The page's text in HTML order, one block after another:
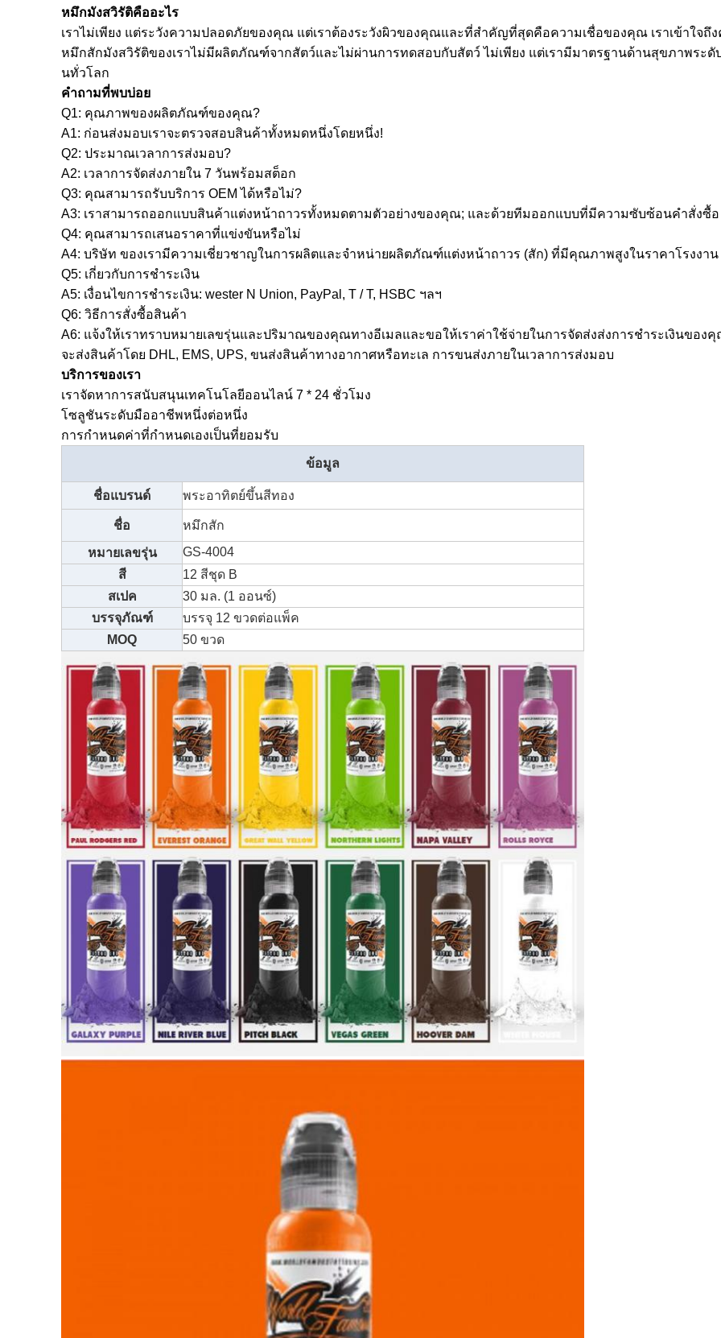
หมึกมังสวิรัติคืออะไร
เราไม่เพียง แต่ระวังความปลอดภัยของคุณ แต่เราต้องระวังผิวของคุณและที่สำคัญที่สุดคือความเชื่อของคุณ เราเข้าใจ
หมึกสักมังสวิรัติของเราไม่มีผลิตภัณฑ์จากสัตว์และไม่ผ่านการทดสอบกับสัตว์ ไม่เพียง แต่เรามีมาตรฐานด้านสุขภาพระ
นทั่วโลก
คำถามที่พบบ่อย
Q1: คุณภาพของผลิตภัณฑ์ของคุณ?
A1: ก่อนส่งมอบเราจะตรวจสอบสินค้าทั้งหมดหนึ่งโดยหนึ่ง!
Q2: ประมาณเวลาการส่งมอบ?
A2: เวลาการจัดส่งภายใน 7 วันพร้อมสต็อก
Q3: คุณสามารถรับบริการ OEM ได้หรือไม่?
A3: เราสามารถออกแบบสินค้าแต่งหน้าถาวรทั้งหมดตามตัวอย่างของคุณ; และด้วยทีมออกแบบที่มีความซับซ้อนคำสั่งซื้อ
Q4: คุณสามารถเสนอราคาที่แข่งขันหรือไม่
A4: บริษัท ของเรามีความเชี่ยวชาญในการผลิตและจำหน่ายผลิตภัณฑ์แต่งหน้าถาวร (สัก) ที่มีคุณภาพสูงในราคาโรงงาน
Q5: เกี่ยวกับการชำระเงิน
A5: เงื่อนไขการชำระเงิน: wester N Union, PayPal, T / T, HSBC ฯลฯ
Q6: วิธีการสั่งซื้อสินค้า
A6: แจ้งให้เราทราบหมายเลขรุ่นและปริมาณของคุณทางอีเมลและขอให้เราค่าใช้จ่ายในการจัดส่งส่งการชำระเงินของคุ
จะส่งสินค้าโดย DHL, EMS, UPS, ขนส่งสินค้าทางอากาศหรือทะเล การขนส่งภายในเวลาการส่งมอบ
บริการของเรา
เราจัดหาการสนับสนุนเทคโนโลยีออนไลน์ 7 * 24 ชั่วโมง
โซลูชันระดับมืออาชีพหนึ่งต่อหนึ่ง
การกำหนดค่าที่กำหนดเองเป็นที่ยอมรับ
ข้อมูล
ชื่อแบรนด์ พระอาทิตย์ขึ้นสีทอง
ชื่อ
หมึกสัก
หมายเลขรุ่น
GS-4004
สี
12 สีชุด B
สเปค
30 มล. (1 ออนซ์)
บรรจุภัณฑ์
บรรจุ 12 ขวดต่อแพ็ค
MOQ
50 ขวด